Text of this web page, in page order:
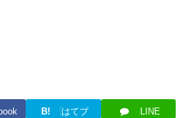
B! はてブ LINE